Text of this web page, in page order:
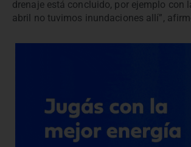
drenaje está concluido, por ejemplo con
abril no tuvimos inundaciones allí”,